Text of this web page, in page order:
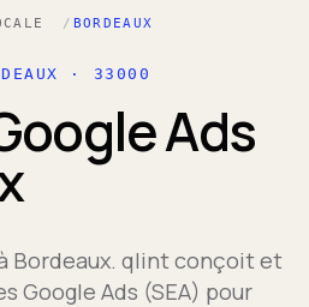
BORDEAUX
· 33000
Ads
Bordeaux. qlint conçoit et
Google Ads (SEA) pour